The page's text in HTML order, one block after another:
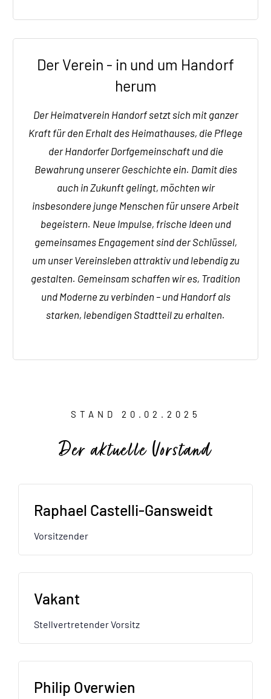
Der Verein - in und um Handorf
herum
Der Heimatverein Handorf setzt sich mit ganzer
Kraft für den Erhalt des Heimathauses, die Pflege
der Handorfer Dorfgemeinschaft und die
Bewahrung unserer Geschichte ein. Damit dies
auch in Zukunft gelingt, möchten wir
insbesondere junge Menschen für unsere Arbeit
begeistern. Neue Impulse, frische Ideen und
gemeinsames Engagement sind der Schlüssel,
um unser Vereinsleben attraktiv und lebendig zu
gestalten. Gemeinsam schaffen wir es, Tradition
und Moderne zu verbinden – und Handorf als
starken, lebendigen Stadtteil zu erhalten.
STAND 20.02.2025
Der aktuelle Vorstand
Raphael Castelli-Gansweidt
Vorsitzender
Vakant
Stellvertretender Vorsitz
Philip Overwien